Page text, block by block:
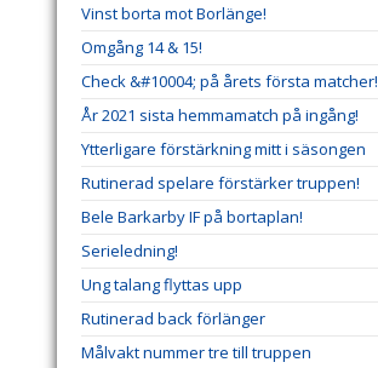
Vinst borta mot Borlänge!
Omgång 14 & 15!
Check &#10004; på årets första matcher!
År 2021 sista hemmamatch på ingång!
Ytterligare förstärkning mitt i säsongen
Rutinerad spelare förstärker truppen!
Bele Barkarby IF på bortaplan!
Serieledning!
Ung talang flyttas upp
Rutinerad back förlänger
Målvakt nummer tre till truppen